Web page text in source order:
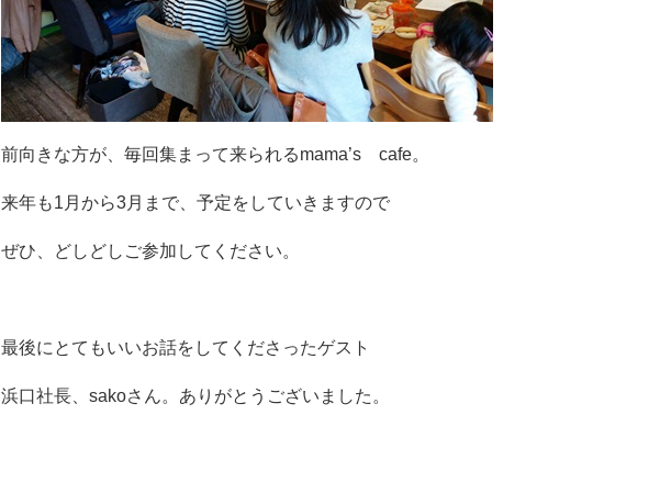
前向きな方が、毎回集まって来られるmama’s cafe。
来年も1月から3月まで、予定をしていきますので
ぜひ、どしどしご参加してください。
最後にとてもいいお話をしてくださったゲスト
浜口社長、sakoさん。ありがとうございました。